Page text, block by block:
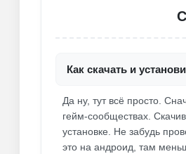
Как скачать и
Да ну, тут всё просто.
гейм-сообществах.
установке. Не забудь
это на андроид, там